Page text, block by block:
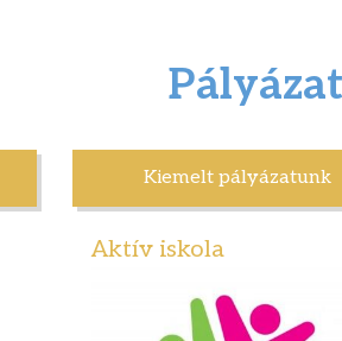
Kiemelt pályázatunk
Aktív iskola